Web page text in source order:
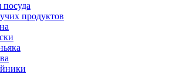
продуктов